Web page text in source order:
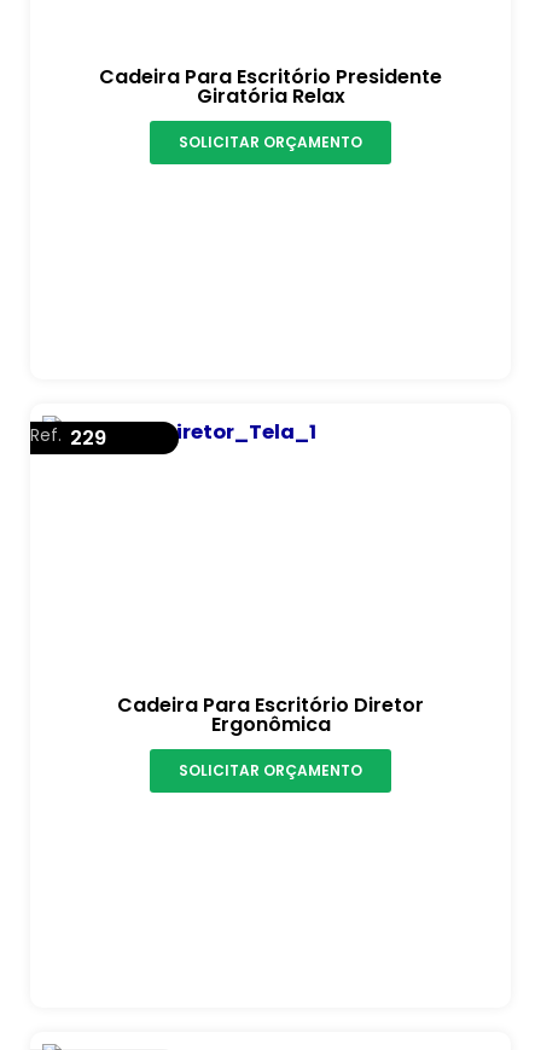
Cadeira Para Escritório Presidente
Giratória Relax
SOLICITAR ORÇAMENTO
Cadeira Para Escritório Diretor
Ergonômica
Ref. 229
SOLICITAR ORÇAMENTO